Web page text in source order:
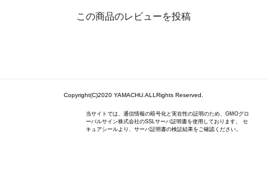
この商品のレビューを投稿
Copyright(C)2020 YAMACHU.ALLRights Reserved.
当サイトでは、通信情報の暗号化と実在性の証明のため、GMOグロ
ーバルサイン株式会社のSSLサーバ証明書を使用しております。 セ
キュアシールより、サーバ証明書の検証結果をご確認ください。